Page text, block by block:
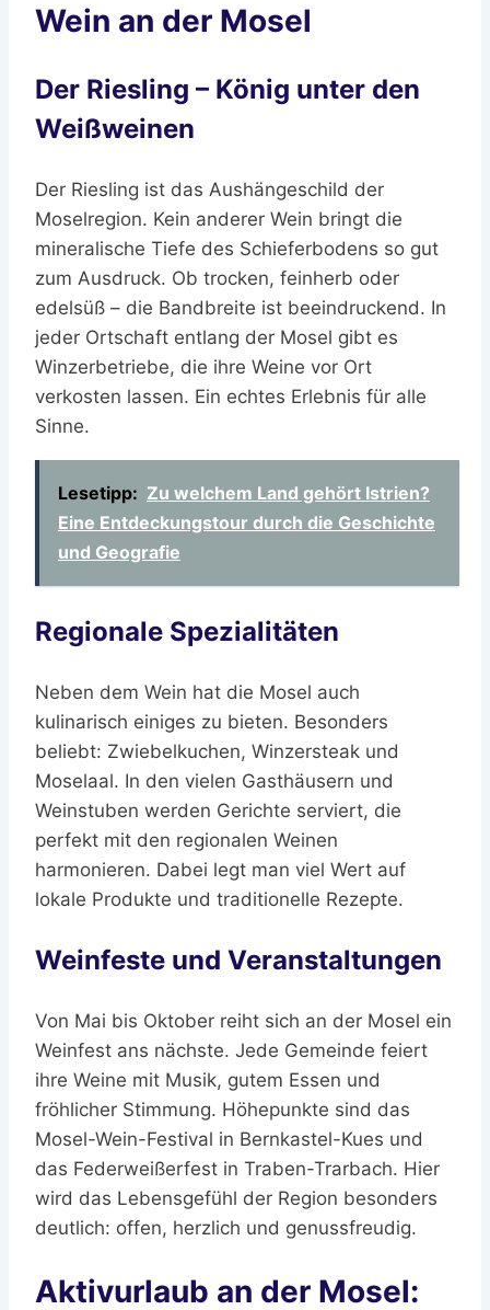
Wein an der Mosel
Der Riesling – König unter den
Weißweinen
Der Riesling ist das Aushängeschild der
Moselregion. Kein anderer Wein bringt die
mineralische Tiefe des Schieferbodens so gut
zum Ausdruck. Ob trocken, feinherb oder
edelsüß – die Bandbreite ist beeindruckend. In
jeder Ortschaft entlang der Mosel gibt es
Winzerbetriebe, die ihre Weine vor Ort
verkosten lassen. Ein echtes Erlebnis für alle
Sinne.
Lesetipp: Zu welchem Land gehört Istrien?
Eine Entdeckungstour durch die Geschichte
und Geografie
Regionale Spezialitäten
Neben dem Wein hat die Mosel auch
kulinarisch einiges zu bieten. Besonders
beliebt: Zwiebelkuchen, Winzersteak und
Moselaal. In den vielen Gasthäusern und
Weinstuben werden Gerichte serviert, die
perfekt mit den regionalen Weinen
harmonieren. Dabei legt man viel Wert auf
lokale Produkte und traditionelle Rezepte.
Weinfeste und Veranstaltungen
Von Mai bis Oktober reiht sich an der Mosel ein
Weinfest ans nächste. Jede Gemeinde feiert
ihre Weine mit Musik, gutem Essen und
fröhlicher Stimmung. Höhepunkte sind das
Mosel-Wein-Festival in Bernkastel-Kues und
das Federweißerfest in Traben-Trarbach. Hier
wird das Lebensgefühl der Region besonders
deutlich: offen, herzlich und genussfreudig.
Aktivurlaub an der Mosel: